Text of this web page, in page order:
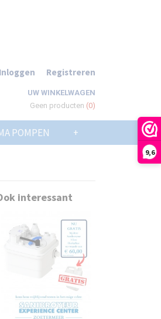
9,6
Inloggen Registreren
UW WINKELWAGEN
Geen producten (0)
POMPEN +
interessant